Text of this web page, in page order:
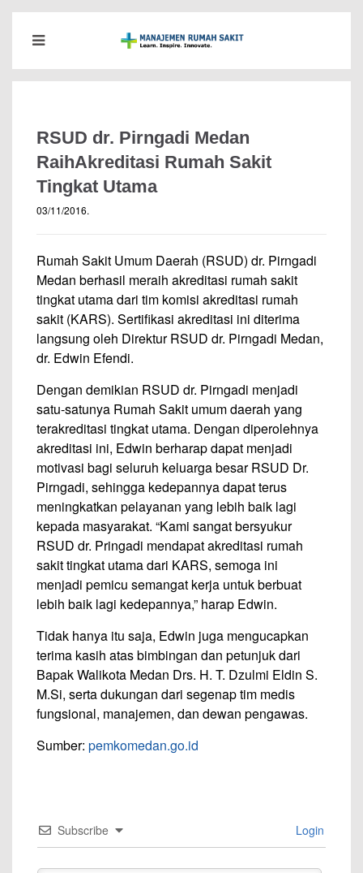
RSUD dr. Pirngadi Medan
RaihAkreditasi Rumah Sakit
Tingkat Utama
03/11/2016.
Rumah Sakit Umum Daerah (RSUD) dr. Pirngadi
Medan berhasil meraih akreditasi rumah sakit
tingkat utama dari tim komisi akreditasi rumah
sakit (KARS). Sertifikasi akreditasi ini diterima
langsung oleh Direktur RSUD dr. Pirngadi Medan,
dr. Edwin Efendi.
Dengan demikian RSUD dr. Pirngadi menjadi
satu-satunya Rumah Sakit umum daerah yang
terakreditasi tingkat utama. Dengan diperolehnya
akreditasi ini, Edwin berharap dapat menjadi
motivasi bagi seluruh keluarga besar RSUD Dr.
Pirngadi, sehingga kedepannya dapat terus
meningkatkan pelayanan yang lebih baik lagi
kepada masyarakat. “Kami sangat bersyukur
RSUD dr. Pringadi mendapat akreditasi rumah
sakit tingkat utama dari KARS, semoga ini
menjadi pemicu semangat kerja untuk berbuat
lebih baik lagi kedepannya,” harap Edwin.
Tidak hanya itu saja, Edwin juga mengucapkan
terima kasih atas bimbingan dan petunjuk dari
Bapak Walikota Medan Drs. H. T. Dzulmi Eldin S.
M.Si, serta dukungan dari segenap tim medis
fungsional, manajemen, dan dewan pengawas.
Sumber: pemkomedan.go.id
Subscribe Login